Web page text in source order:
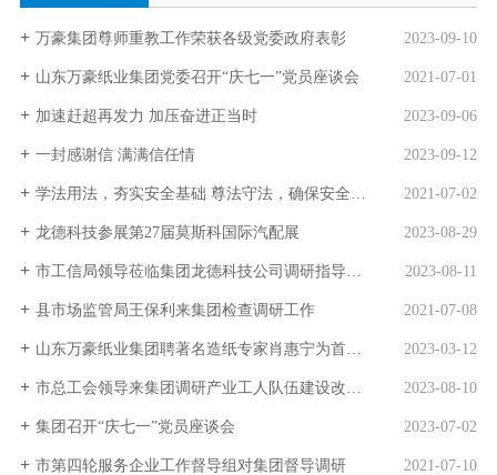
万豪集团尊师重教工作荣获各级党委政府表彰 2023-09-10
山东万豪纸业集团党委召开“庆七一”党员座谈会 2021-07-01
加速赶超再发力 加压奋进正当时 2023-09-06
一封感谢信 满满信任情 2023-09-12
学法用法，夯实安全基础 尊法守法，确保安全稳定 2021-07-02
龙德科技参展第27届莫斯科国际汽配展 2023-08-29
市工信局领导莅临集团龙德科技公司调研指导工作 2023-08-11
县市场监管局王保利来集团检查调研工作 2021-07-08
山东万豪纸业集团聘著名造纸专家肖惠宁为首席专家 2023-03-12
市总工会领导来集团调研产业工人队伍建设改革工作 2023-08-10
集团召开“庆七一”党员座谈会 2023-07-02
市第四轮服务企业工作督导组对集团督导调研 2021-07-10